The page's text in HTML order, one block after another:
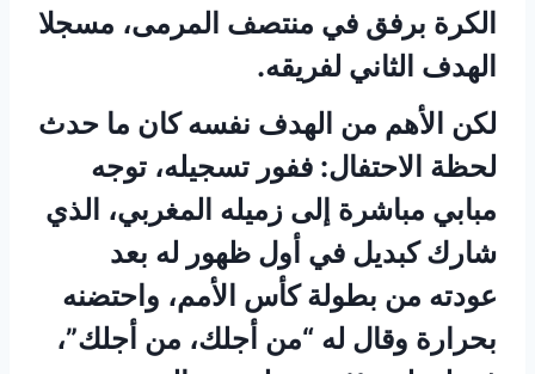
الكرة برفق في منتصف المرمى، مسجلا
الهدف الثاني لفريقه.
لكن الأهم من الهدف نفسه كان ما حدث
لحظة الاحتفال: ففور تسجيله، توجه
مبابي مباشرة إلى زميله المغربي، الذي
شارك كبديل في أول ظهور له بعد
عودته من بطولة كأس الأمم، واحتضنه
بحرارة وقال له “من أجلك، من أجلك”،